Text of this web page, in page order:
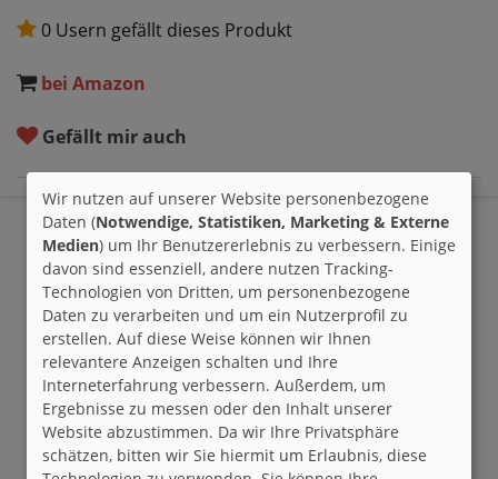
0 Usern gefällt dieses Produkt
bei Amazon
Gefällt mir auch
Wir nutzen auf unserer Website personenbezogene
Daten (Notwendige, Statistiken, Marketing & Externe
Medien) um Ihr Benutzererlebnis zu verbessern. Einige
davon sind essenziell, andere nutzen Tracking-
Technologien von Dritten, um personenbezogene
Daten zu verarbeiten und um ein Nutzerprofil zu
erstellen. Auf diese Weise können wir Ihnen
relevantere Anzeigen schalten und Ihre
Interneterfahrung verbessern. Außerdem, um
Ergebnisse zu messen oder den Inhalt unserer
Website abzustimmen. Da wir Ihre Privatsphäre
schätzen, bitten wir Sie hiermit um Erlaubnis, diese